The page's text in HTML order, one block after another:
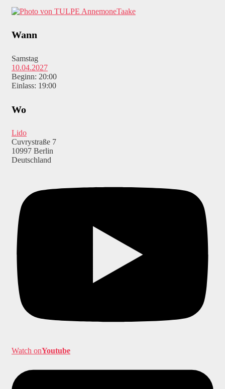
AnnemoneTaake
Wann
Samstag
10.04.2027
Beginn: 20:00
Einlass: 19:00
Wo
Lido
Cuvrystraße 7
10997 Berlin
Deutschland
Watch onYoutube